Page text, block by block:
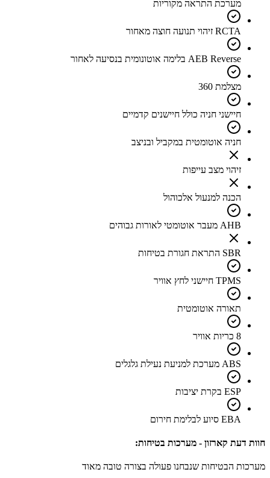
מערכת התראה מקוריות
RCTA זיהוי תנועה חוצה מאחור
AEB Reverse בלימה אוטונומית בנסיעה לאחור
מצלמת 360
חיישני חניה כולל חיישנים קדמיים
חניה אוטומטית במקביל ובניצב
זיהוי מצב עייפות
הכנה למנעול אלכוהול
AHB מעבר אוטומטי לאורות גבוהים
SBR התראת חגורת בטיחות
TPMS חיישני לחץ אוויר
תאורה אוטומטית
8 כריות אוויר
ABS מערכת למניעת נעילת גלגלים
ESP בקרת יציבות
EBA סיוע לבלימת חירום
חוות דעת קארזון - מערכות בטיחות:
מערכות הבטיחות שנבחנו פעולה בצורה טובה מאוד